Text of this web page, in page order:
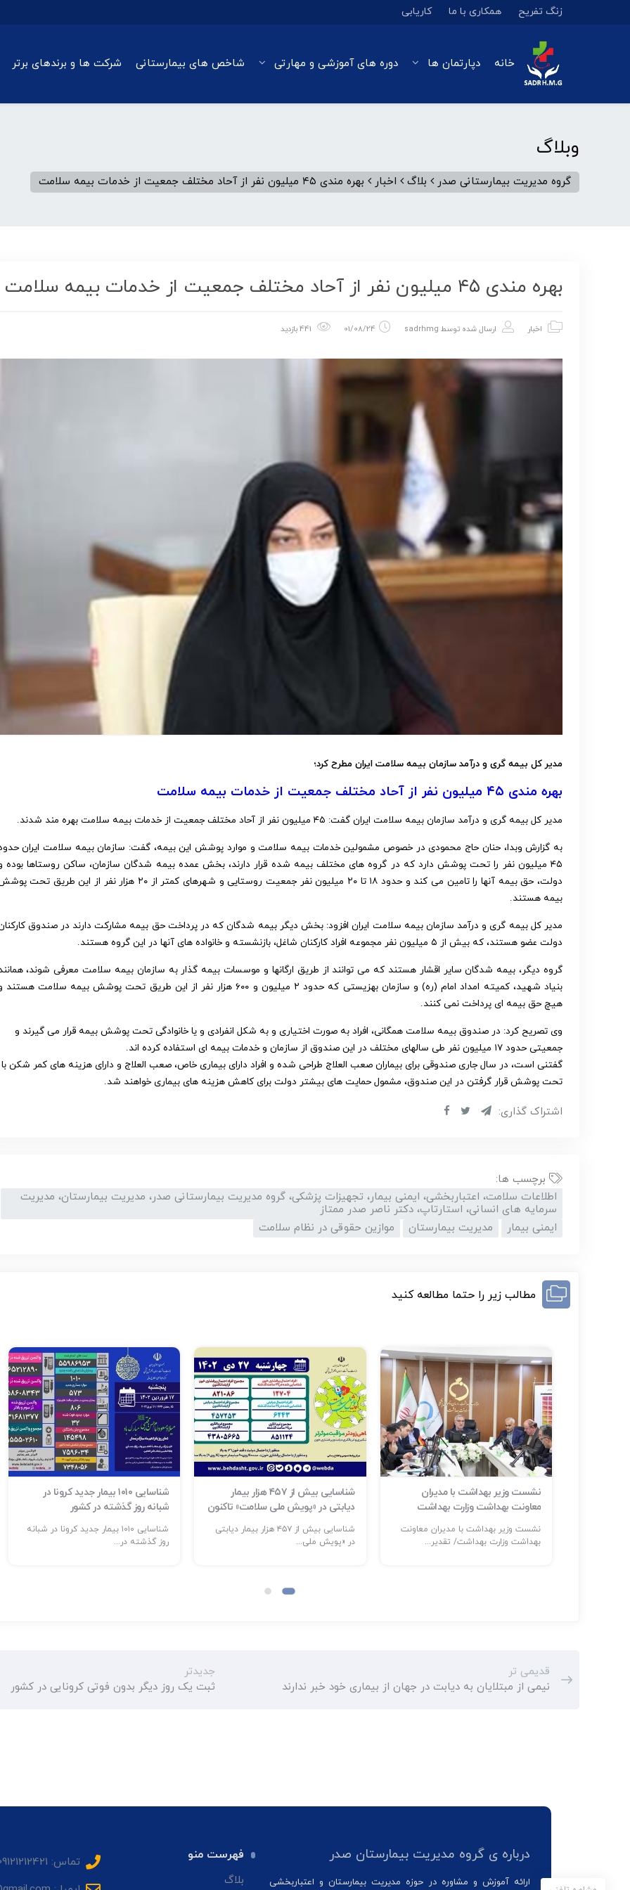
زنگ تفریح همکاری با ما کاریابی
خانه دپارتمان ها دوره های آموزشی و مهارتی شاخص های بیمارستانی شرکت ها و برندهای برتر
وبلاگ
گروه مدیریت بیمارستانی صدر بلاگ اخبار بهره مندی ۴۵ میلیون نفر از آحاد مختلف جمعیت از خدمات بیمه سلامت
بهره مندی ۴۵ میلیون نفر از آحاد مختلف جمعیت از خدمات بیمه سلامت
اخبار ارسال شده توسط sadrhmg
01/08/24
مدیر کل بیمه گری و درآمد سازمان بیمه سلامت ایران مطرح کرد؛
بهره مندی ۴۵ میلیون نفر از آحاد مختلف جمعیت از خدمات بیمه سلامت
مدیر کل بیمه گری و درآمد سازمان بیمه سلامت ایران گفت: ۴۵ میلیون نفر از آحاد مختلف جمعیت از خدمات بیمه سلامت بهره مند شدند.
به گزارش وبدا، حنان حاج محمودی در خصوص مشمولین خدمات بیمه سلامت و موارد پوشش این بیمه، گفت: سازمان بیمه سلامت ایران
۴۵ میلیون نفر را تحت پوشش دارد که در گروه های مختلف بیمه شده قرار دارند، بخش عمده بیمه شدگان سازمان، ساکن روستاها بوده
دولت، حق بیمه آنها را تامین می کند و حدود ۱۸ تا ۲۰ میلیون نفر جمعیت روستایی و شهرهای کمتر از ۲۰ هزار نفر از این طریق تحت
بیمه هستند.
مدیر کل بیمه گری و درآمد سازمان بیمه سلامت ایران افزود: بخش دیگر بیمه شدگان که در پرداخت حق بیمه مشارکت دارند در صندوق
دولت عضو هستند، که بیش از ۵ میلیون نفر مجموعه افراد کارکنان شاغل، بازنشسته و خانواده های آنها در این گروه هستند.
گروه دیگر، بیمه شدگان سایر اقشار هستند که می توانند از طریق ارگانها و موسسات بیمه گذار به سازمان بیمه سلامت معرفی شوند،
بنیاد شهید، کمیته امداد امام (ره) و سازمان بهزیستی که حدود ۲ میلیون و ۶۰۰ هزار نفر از این طریق تحت پوشش بیمه سلامت
هیچ حق بیمه ای پرداخت نمی کنند.
وی تصریح کرد: در صندوق بیمه سلامت همگانی، افراد به صورت اختیاری و به شکل انفرادی و یا خانوادگی تحت پوشش بیمه قرار می گیرند و
جمعیتی حدود ۱۷ میلیون نفر طی سالهای مختلف در این صندوق از سازمان و خدمات بیمه ای استفاده کرده اند.
گفتنی است، در سال جاری صندوقی برای بیماران صعب العلاج طراحی شده و افراد دارای بیماری خاص، صعب العلاج و دارای هزینه های کمر شکن با
تحت پوشش قرار گرفتن در این صندوق، مشمول حمایت های بیشتر دولت برای کاهش هزینه های بیماری خواهند شد.
اشتراک گذاری:
برچسب ها:
اطلاعات سلامت، اعتباربخشی، ایمنی بیمار، تجهیزات پزشکی، گروه مدیریت بیمارستانی صدر، مدیریت بیمارستان، مدیریت
سرمایه های انسانی، استارتاپ، دکتر ناصر صدر ممتاز
ایمنی بیمار
مدیریت بیمارستان موازین حقوقی در نظام سلامت
مطالب زیر را حتما مطالعه کنید
نشست وزیر بهداشت با مدیران
معاونت بهداشت وزارت بهداشت
نشست وزیر بهداشت با مدیران معاونت
بهداشت وزارت بهداشت/ تقدیر...
شناسایی بیش از ۴۵۷ هزار بیمار
دیابتی در «پویش ملی سلامت» تاکنون
شناسایی بیش از ۴۵۷ هزار بیمار دیابتی
در «پویش ملی...
شناسایی ۱۰۱۰ بیمار جدید کرونا در
شبانه روز گذشته در کشور
شناسایی ۱۰۱۰ بیمار جدید کرونا در شبانه
روز گذشته در...
قدیمی تر
نیمی از مبتلایان به دیابت در جهان از بیماری خود خبر ندارند
جدیدتر
ثبت یک روز دیگر بدون فوتی کرونایی در کشور
درباره ی گروه مدیریت بیمارستان صدر
ارائه آموزش و مشاوره در حوزه مدیریت بیمارستان و اعتباربخشی
فهرست منو
بلاگ
تماس: 09121212421